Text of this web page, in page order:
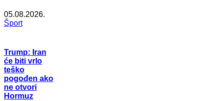
05.08.2026.
Šport
Trump: Iran
će biti vrlo
teško
pogođen ako
ne otvori
Hormuz